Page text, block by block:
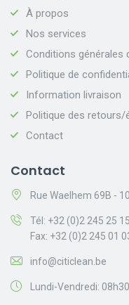
À propos
Nos services
Conditions générales
Politique de
Information livraison
Politique des retours/
Contact
Contact
Rue Waelhem 69B -
Tél: +32 (0)2 245 25 15
Fax: +32 (0)2 245 01
info@citiclean.be
Lundi-Vendredi: